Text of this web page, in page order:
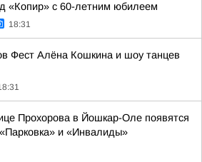
«Копир» с 60-летним юбилеем
18:31
Фест Алёна Кошкина и шоу танцев
Прохорова в Йошкар-Оле появятся
и «Инвалиды»